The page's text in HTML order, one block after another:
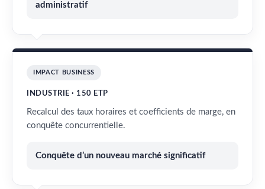
administratif
IMPACT BUSINESS
INDUSTRIE · 150 ETP
Recalcul des taux horaires et coefficients de marge, en
conquête concurrentielle.
Conquête d’un nouveau marché significatif